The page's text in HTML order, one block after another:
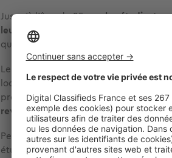
Jusqu’à l’âge de 25 ans,les étudiants
leurs parents
quotient familial n’est pas cumulable
Le conseil d’Etat a précisé les
locataire est un enfant rattaché
prendre en compte s'entendent des
revenus des parentsou des autres
Peu importe à cet égard que les
étudiant.